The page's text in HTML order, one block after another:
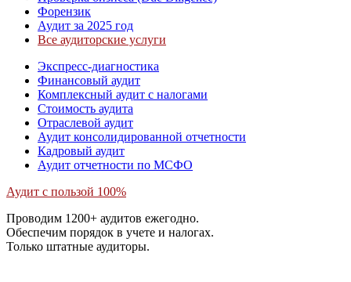
Форензик
Аудит за 2025 год
Все аудиторские услуги
Экспресс-диагностика
Финансовый аудит
Комплексный аудит с налогами
Стоимость аудита
Отраслевой аудит
Аудит консолидированной отчетности
Кадровый аудит
Аудит отчетности по МСФО
Аудит с пользой 100%
Проводим 1200+ аудитов ежегодно.
Обеспечим порядок в учете и налогах.
Только штатные аудиторы.